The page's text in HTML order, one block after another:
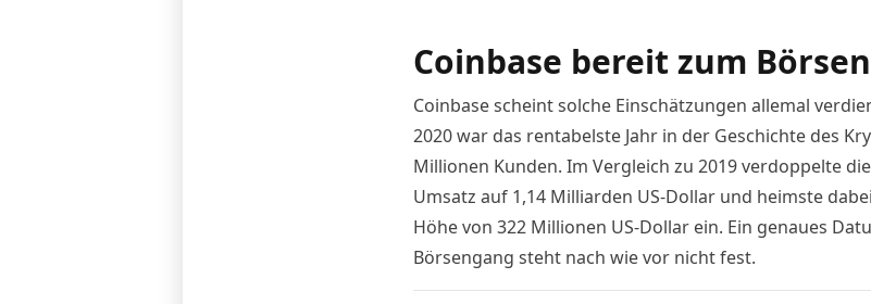
Coinbase bereit zum
Coinbase scheint solche Einschätzungen allemal
2020 war das rentabelste Jahr in der Geschichte des
Millionen Kunden. Im Vergleich zu 2019 verdoppelte
Umsatz auf 1,14 Milliarden US-Dollar und heimste
Höhe von 322 Millionen US-Dollar ein. Ein genaues
Börsengang steht nach wie vor nicht fest.